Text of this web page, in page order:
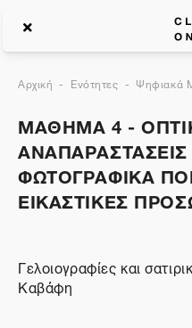
Αρχική Ενότητες Ψηφιακά
ΜΑΘΗΜΑ 4 -
ΦΩΤΟΓΡΑΦΙΚΑ
ΕΙΚΑΣΤΙΚΕΣ
Γελοιογραφίες και
Καβάφη